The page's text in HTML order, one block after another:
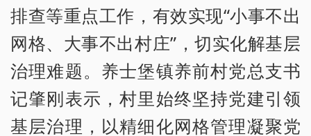
排查等重点工作，有效实现“小事不出
网格、大事不出村庄”，切实化解基层
治理难题。养士堡镇养前村党总支书
记肇刚表示，村里始终坚持党建引领
基层治理，以精细化网格管理凝聚党